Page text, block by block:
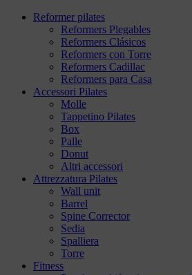
Reformer pilates
Reformers Plegables
Reformers Clásicos
Reformers con Torre
Reformers Cadillac
Reformers para Casa
Accessori Pilates
Molle
Tappetino Pilates
Box
Palle
Donut
Altri accessori
Attrezzatura Pilates
Wall unit
Barrel
Spine Corrector
Sedia
Spalliera
Torre
Fitness